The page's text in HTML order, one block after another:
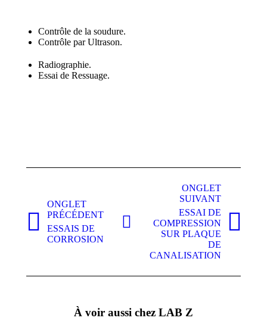
Contrôle de la soudure.
Contrôle par Ultrason.
Radiographie.
Essai de Ressuage.
commentaire
ONGLET
PRÉCÉDENT
Onglet
précédent
ESSAIS DE
CORROSION
ONGLET
SUIVANT
Onglet
suivant
ESSAI DE
COMPRESSION
SUR PLAQUE
DE
CANALISATION
À voir aussi chez LAB Z